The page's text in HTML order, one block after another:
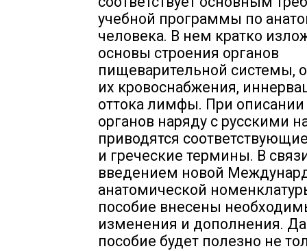
учебной программы по
человека. В нем кратко
основы строения органов
пищеварительной системы,
их кровоснабжения,
оттока лимфы. При описании
органов наряду с русскими
приводятся
и греческие термины. В
введением новой
анатомической
пособие внесены
изменения и дополнения.
пособие будет полезно не